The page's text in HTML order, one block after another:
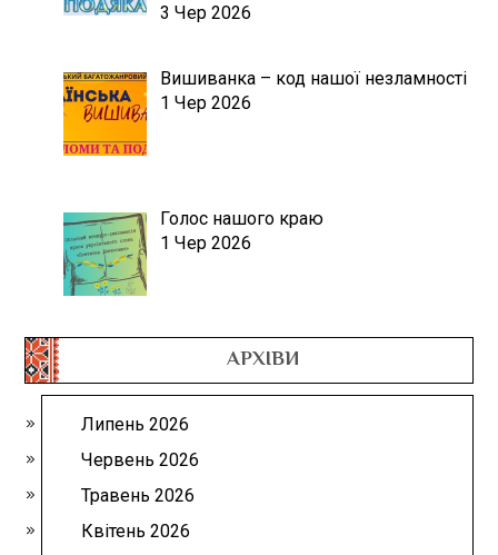
3 Чер 2026
Вишиванка – код нашої незламності
1 Чер 2026
Голос нашого краю
1 Чер 2026
АРХІВИ
Липень 2026
Червень 2026
Травень 2026
Квітень 2026